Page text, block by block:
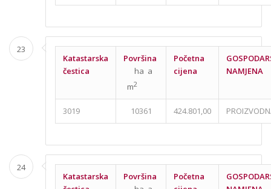
23
Katastarska
čestica
Površina
ha a
m2
Početna
cijena
NAMJENA
3019 10361 424.801,00
24
Katastarska
Površina
Početna